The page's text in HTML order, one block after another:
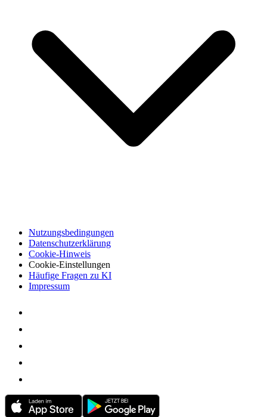
Nutzungsbedingungen
Datenschutzerklärung
Cookie-Hinweis
Cookie-Einstellungen
Häufige Fragen zu KI
Impressum